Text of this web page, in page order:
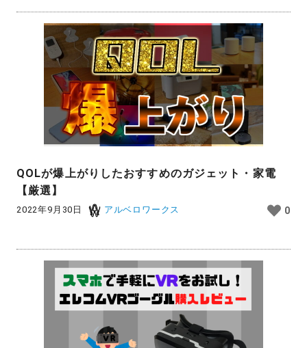
QOLが爆上がりしたおすすめのガジェット・家電
【厳選】
2022年9月30日 アルベロワークス 0